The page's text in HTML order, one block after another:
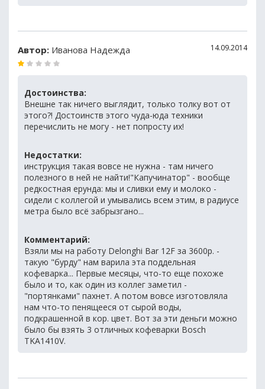
Автор: Иванова Надежда 14.09.2014
Достоинства:
Внешне так ничего выглядит, только толку вот от
этого?! Достоинств этого чуда-юда техники
перечислить не могу - нет попросту их!
Недостатки:
инструкция такая вовсе не нужна - там ничего
полезного в ней не найти!"Капучинатор" - вообще
редкостная ерунда: мы и сливки ему и молоко -
сидели с коллегой и умывались всем этим, в радиусе
метра было всё забрызгано...
Комментарий:
Взяли мы на работу Delonghi Bar 12F за 3600р. -
такую "бурду" нам варила эта поддельная
кофеварка... Первые месяцы, что-то еще похоже
было и то, как один из коллег заметил -
"портянками" пахнет. А потом вовсе изготовляла
нам что-то пенящееся от сырой воды,
подкрашенной в кор. цвет. Вот за эти деньги можно
было бы взять 3 отличных кофеварки Bosch
TKA1410V.